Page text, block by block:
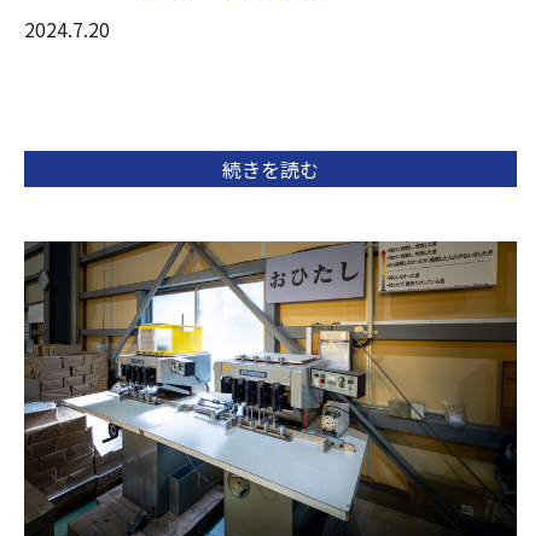
2024.7.20
続きを読む